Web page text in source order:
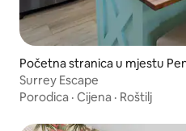
Početna stranica u mjestu
Surrey Escape
Porodica · Cijena · Roštilj